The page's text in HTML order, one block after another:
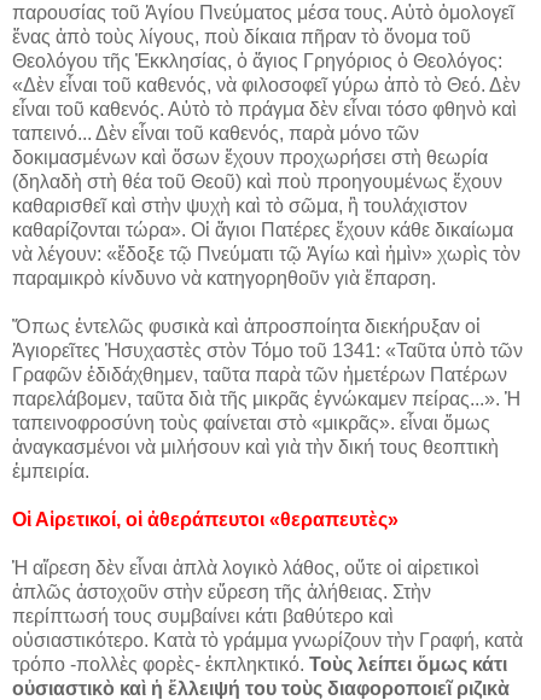
παρουσίας τοῦ Ἁγίου Πνεύματος μέσα τους. Αὐτὸ ὁμολογεῖ
ἕνας ἀπὸ τοὺς λίγους, ποὺ δίκαια πῆραν τὸ ὄνομα τοῦ
Θεολόγου τῆς Ἐκκλησίας, ὁ ἅγιος Γρηγόριος ὁ Θεολόγος:
«Δὲν εἶναι τοῦ καθενός, νὰ φιλοσοφεῖ γύρω ἀπὸ τὸ Θεό. Δὲν
εἶναι τοῦ καθενός. Αὐτὸ τὸ πράγμα δὲν εἶναι τόσο φθηνὸ καὶ
ταπεινό... Δὲν εἶναι τοῦ καθενός, παρὰ μόνο τῶν
δοκιμασμένων καὶ ὅσων ἔχουν προχωρήσει στὴ θεωρία
(δηλαδὴ στὴ θέα τοῦ Θεοῦ) καὶ ποὺ προηγουμένως ἔχουν
καθαρισθεῖ καὶ στὴν ψυχὴ καὶ τὸ σῶμα, ἢ τουλάχιστον
καθαρίζονται τώρα». Οἱ ἅγιοι Πατέρες ἔχουν κάθε δικαίωμα
νὰ λέγουν: «ἔδοξε τῷ Πνεύματι τῷ Ἁγίω καὶ ἠμὶν» χωρὶς τὸν
παραμικρὸ κίνδυνο νὰ κατηγορηθοῦν γιὰ ἔπαρση.
Ὅπως ἐντελῶς φυσικὰ καὶ ἀπροσποίητα διεκήρυξαν οἱ
Ἁγιορεῖτες Ἡσυχαστὲς στὸν Τόμο τοῦ 1341: «Ταῦτα ὑπὸ τῶν
Γραφῶν ἐδιδάχθημεν, ταῦτα παρὰ τῶν ἡμετέρων Πατέρων
παρελάβομεν, ταῦτα διὰ τῆς μικρᾶς ἐγνώκαμεν πείρας...». Ἡ
ταπεινοφροσύνη τοὺς φαίνεται στὸ «μικρᾶς». εἶναι ὅμως
ἀναγκασμένοι νὰ μιλήσουν καὶ γιὰ τὴν δική τους θεοπτικὴ
ἐμπειρία.
Οἱ Αἱρετικοί, οἱ ἀθεράπευτοι «θεραπευτὲς»
Ἡ αἵρεση δὲν εἶναι ἁπλὰ λογικὸ λάθος, οὔτε οἱ αἱρετικοὶ
ἁπλῶς ἀστοχοῦν στὴν εὕρεση τῆς ἀλήθειας. Στὴν
περίπτωσή τους συμβαίνει κάτι βαθύτερο καὶ
οὐσιαστικότερο. Κατὰ τὸ γράμμα γνωρίζουν τὴν Γραφή, κατὰ
τρόπο -πολλὲς φορὲς- ἐκπληκτικό. Τοὺς λείπει ὅμως κάτι
οὐσιαστικὸ καὶ ἡ ἔλλειψή του τοὺς διαφοροποιεῖ ριζικὰ